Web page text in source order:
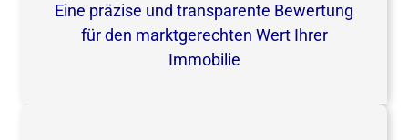
Eine präzise und transparente Bewertung
für den marktgerechten Wert Ihrer
Immobilie